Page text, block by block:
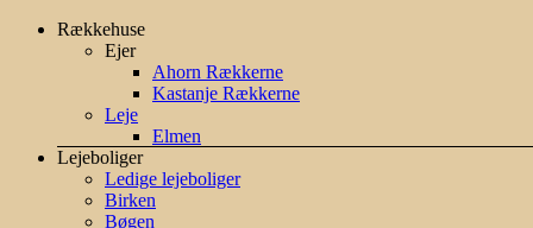
Skip
Rækkehuse
Ejer
Ahorn Rækkerne
Kastanje Rækkerne
Leje
Elmen
Lejeboliger
Ledige lejeboliger
Birken
Bøgen